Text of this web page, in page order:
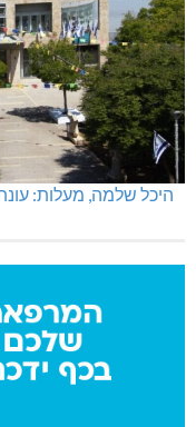
היכל שלמה, מעלות: עונת 26-